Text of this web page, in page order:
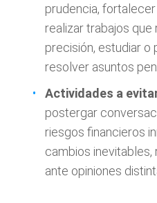
prudencia,
realizar trabajos que
precisión, estudiar o
resolver asuntos
Actividades a
postergar
riesgos financieros
cambios
ante opiniones